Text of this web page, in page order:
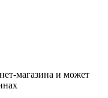
магазина и может